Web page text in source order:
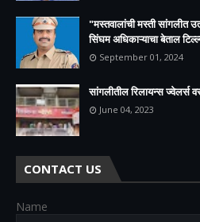
"मस्तवालांची मस्ती सांगलीत
सिंघम अधिकाऱ्याचा बेताल
September 01, 2024
सांगलीतील रिलायन्स ज्वेलर्स
June 04, 2023
CONTACT US
Name